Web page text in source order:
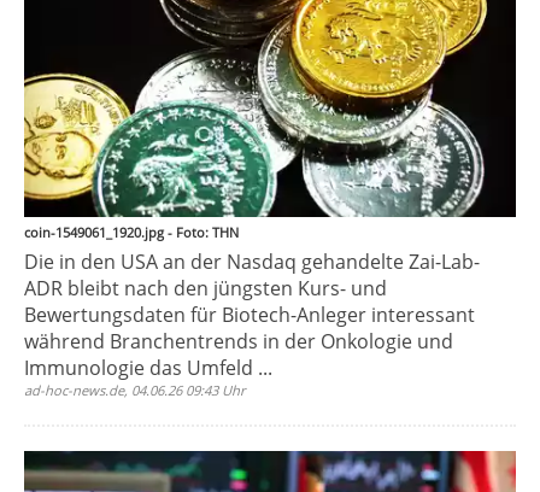
coin-1549061_1920.jpg - Foto: THN
Die in den USA an der Nasdaq gehandelte Zai-Lab-
ADR bleibt nach den jüngsten Kurs- und
Bewertungsdaten für Biotech-Anleger interessant
während Branchentrends in der Onkologie und
Immunologie das Umfeld ...
ad-hoc-news.de, 04.06.26 09:43 Uhr